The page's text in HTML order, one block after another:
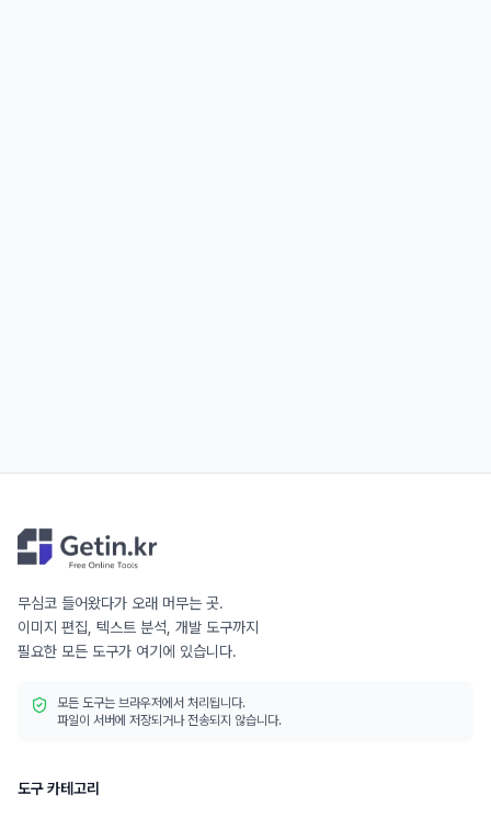
무심코 들어왔다가 오래 머무는 곳.
이미지 편집, 텍스트 분석, 개발 도구까지
필요한 모든 도구가 여기에 있습니다.
모든 도구는 브라우저에서 처리됩니다.
파일이 서버에 저장되거나 전송되지 않습니다.
도구 카테고리